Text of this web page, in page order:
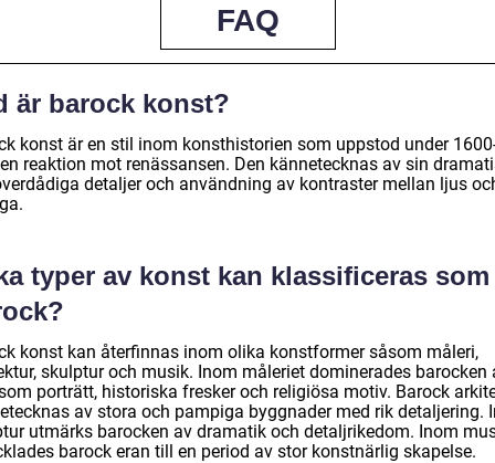
FAQ
är barock konst?
konst är en stil inom konsthistorien som uppstod under
reaktion mot renässansen. Den kännetecknas av sin
detaljer och användning av kontraster mellan ljus
typer av konst kan klassificeras som
konst kan återfinnas inom olika konstformer såsom måleri,
skulptur och musik. Inom måleriet dominerades barocken
porträtt, historiska fresker och religiösa motiv. Barock
av stora och pampiga byggnader med rik detaljering.
utmärks barocken av dramatik och detaljrikedom. Inom
barock eran till en period av stor konstnärlig skapelse.